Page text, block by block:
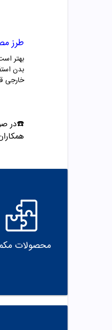
طرز
بهتر
بدن
خارجی
☎️در
محصولات